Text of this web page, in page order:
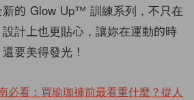
的 Glow Up™ 訓練系列，不只在
計上也更貼心，讓妳在運動的時
要美得發光！
必看：買瑜珈褲前最看重什麼？從人